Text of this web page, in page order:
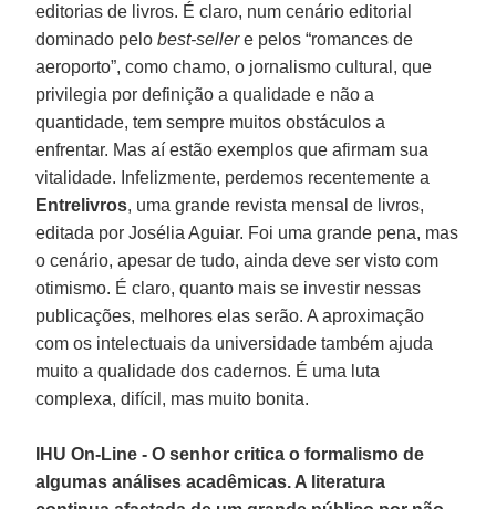
editorias de livros. É claro, num cenário editorial
dominado pelobest-sellere pelos “romances de
aeroporto”, como chamo, o jornalismo cultural, que
privilegia por definição a qualidade e não a
quantidade, tem sempre muitos obstáculos a
enfrentar. Mas aí estão exemplos que afirmam sua
vitalidade. Infelizmente, perdemos recentemente a
Entrelivros, uma grande revista mensal de livros,
editada por Josélia Aguiar. Foi uma grande pena, mas
o cenário, apesar de tudo, ainda deve ser visto com
otimismo. É claro, quanto mais se investir nessas
publicações, melhores elas serão. A aproximação
com os intelectuais da universidade também ajuda
muito a qualidade dos cadernos. É uma luta
complexa, difícil, mas muito bonita.
IHU On-Line - O senhor critica o formalismo de
algumas análises acadêmicas. A literatura